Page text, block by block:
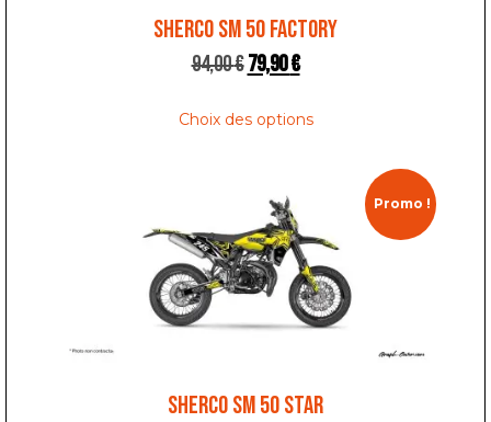
SHERCO SM 50 FACTORY
94,00€79,90€
Choix des options
Promo !
SHERCO SM 50 STAR